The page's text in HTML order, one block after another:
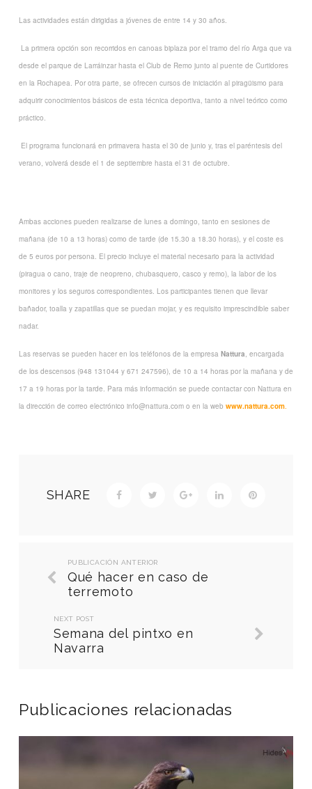
Las actividades están dirigidas a jóvenes de entre 14 y 30 años.
La primera opción son recorridos en canoas biplaza por el tramo del río Arga que va
desde el parque de Larráinzar hasta el Club de Remo junto al puente de Curtidores
en la Rochapea. Por otra parte, se ofrecen cursos de iniciación al piragüismo para
adquirir conocimientos básicos de esta técnica deportiva, tanto a nivel teórico como
práctico.
El programa funcionará en primavera hasta el 30 de junio y, tras el paréntesis del
verano, volverá desde el 1 de septiembre hasta el 31 de octubre.
Ambas acciones pueden realizarse de lunes a domingo, tanto en sesiones de
mañana (de 10 a 13 horas) como de tarde (de 15.30 a 18.30 horas), y el coste es
de 5 euros por persona. El precio incluye el material necesario para la actividad
(piragua o cano, traje de neopreno, chubasquero, casco y remo), la labor de los
monitores y los seguros correspondientes. Los participantes tienen que llevar
bañador, toalla y zapatillas que se puedan mojar, y es requisito imprescindible saber
nadar.
Las reservas se pueden hacer en los teléfonos de la empresa Nattura, encargada
de los descensos (948 131044 y 671 247596), de 10 a 14 horas por la mañana y de
17 a 19 horas por la tarde. Para más información se puede contactar con Nattura en
la dirección de correo electrónico info@nattura.com o en la web www.nattura.com.
SHARE
PUBLICACIÓN ANTERIOR
Qué hacer en caso de
terremoto
NEXT POST
Semana del pintxo en
Navarra
Publicaciones relacionadas